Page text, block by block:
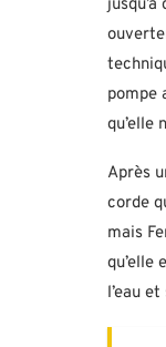
pompe
qu’elle
Après
corde
mais
qu’elle
l’eau